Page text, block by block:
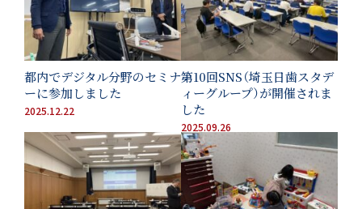
都内でデジタル分野のセミナ
ーに参加しました
2025.12.22
第10回SNS（埼玉日歯スタデ
ィーグループ）が開催されま
した
2025.09.26